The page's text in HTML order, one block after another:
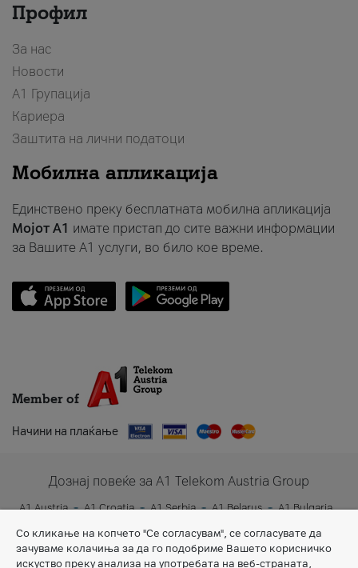
Профил
За нас
Новости
А1 Групација
Кариера
Заштита на лични податоци
Мобилна апликација
Единствено преку бесплатната мобилна апликација
Мојот A1 имате пристап до сите важни информации
за Вашите A1 услуги, во било кое време.
Member of
Начини на плаќање
Дознај повеќе за A1 Telekom Austria Group
A1 Austria A1 Croatia A1 Serbia A1 Belarus
A1 Bulgaria
Со кликање на копчето "Се согласувам", се согласувате да
зачуваме колачиња за да го подобриме Вашето корисничко
искуство преку анализа на употребата на веб-страната,